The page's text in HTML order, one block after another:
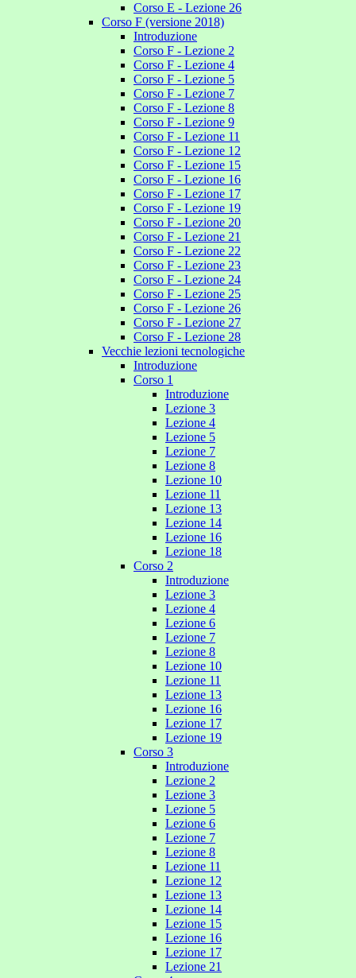
Corso E - Lezione 26
Corso F (versione 2018)
Introduzione
Corso F - Lezione 2
Corso F - Lezione 4
Corso F - Lezione 5
Corso F - Lezione 7
Corso F - Lezione 8
Corso F - Lezione 9
Corso F - Lezione 11
Corso F - Lezione 12
Corso F - Lezione 15
Corso F - Lezione 16
Corso F - Lezione 17
Corso F - Lezione 19
Corso F - Lezione 20
Corso F - Lezione 21
Corso F - Lezione 22
Corso F - Lezione 23
Corso F - Lezione 24
Corso F - Lezione 25
Corso F - Lezione 26
Corso F - Lezione 27
Corso F - Lezione 28
Vecchie lezioni tecnologiche
Introduzione
Corso 1
Introduzione
Lezione 3
Lezione 4
Lezione 5
Lezione 7
Lezione 8
Lezione 10
Lezione 11
Lezione 13
Lezione 14
Lezione 16
Lezione 18
Corso 2
Introduzione
Lezione 3
Lezione 4
Lezione 6
Lezione 7
Lezione 8
Lezione 10
Lezione 11
Lezione 13
Lezione 16
Lezione 17
Lezione 19
Corso 3
Introduzione
Lezione 2
Lezione 3
Lezione 5
Lezione 6
Lezione 7
Lezione 8
Lezione 11
Lezione 12
Lezione 13
Lezione 14
Lezione 15
Lezione 16
Lezione 17
Lezione 21